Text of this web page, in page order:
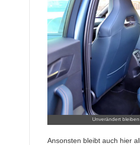
Unverändert
Ansonsten bleibt auch hier